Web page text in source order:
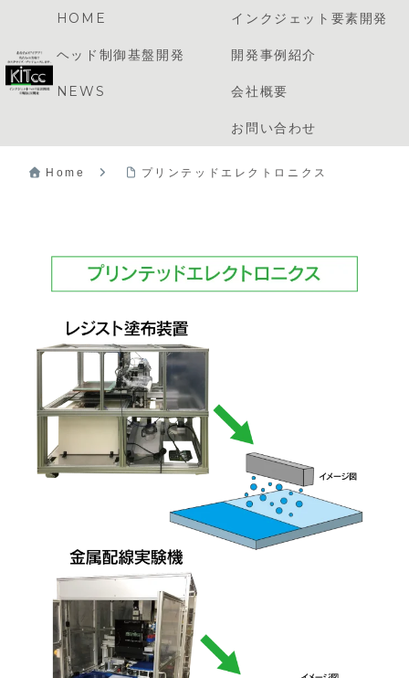
HOME インクジェット要素開発
ヘッド制御基盤開発 開発事例紹介
NEWS 会社概要
お問い合わせ
Home プリンテッドエレクトロニクス